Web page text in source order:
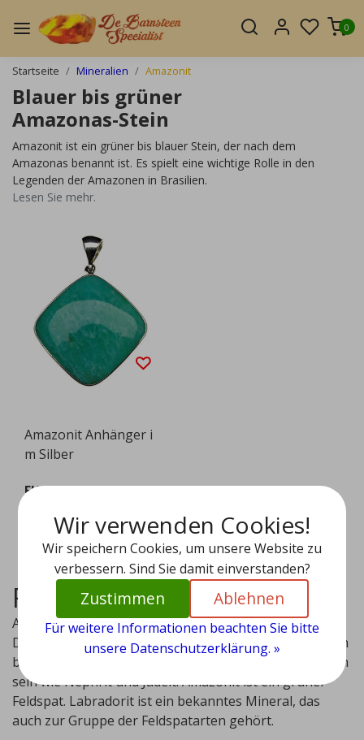
0
Startseite Mineralien Amazonit
Blauer bis grüner
Amazonas-Stein
Amazonit ist ein grüner bis blauer Stein, der nach dem
Amazonas benannt ist. Es spielt eine wichtige Rolle in den
Legenden der Amazonen in Brasilien.
Lesen Sie mehr.
Amazonit Anhänger i
m Silber
EUR 129,95
Ansehen
Farben von Amazonit
Amazonit ist auch bekannt als der Amazonas-Stein.
Diese kann in der Farbe von gelb-grün über grün-grün
bis blaugrün variieren. Die Farben können sehr ähnlich
sein wie Nephrit und Jadeit. Amazonit ist ein grüner
Feldspat. Labradorit ist ein bekanntes Mineral, das
auch zur Gruppe der Feldspatarten gehört.
Wir verwenden Cookies!
Wir speichern Cookies, um unsere Website zu
verbessern. Sind Sie damit einverstanden?
Zustimmen Ablehnen
Für weitere Informationen beachten Sie bitte
unsere Datenschutzerklärung. »